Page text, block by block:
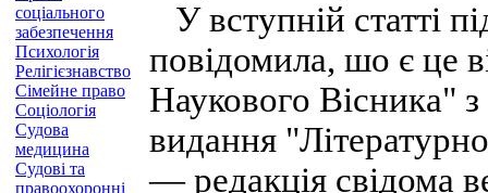
соціального
забезпечення
Психологія
Релігієзнавство
Сімейне право
Соціологія
Судова
медицина
Судові та
правоохоронні
У вступній статті
повідомила, шо є це
Наукового Вісника"
видання
— редакція свідома